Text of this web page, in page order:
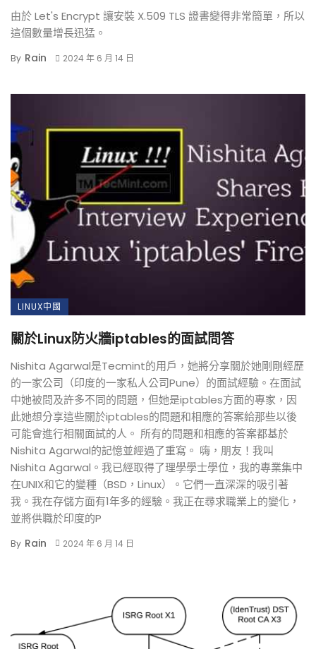
由於 Let's Encrypt 讓安裝 X.509 TLS 證書變得非常簡單，所以
這個數量增長迅猛。
By Rain 2024 年 6 月 14 日
LINUX中國
關於Linux防火牆iptables的面試問答
Nishita Agarwal是Tecmint的用戶，她將分享關於她剛剛經歷
的一家公司（印度的一家私人公司Pune）的面試經驗。在面試
中她被問及許多不同的問題，但她是iptables方面的專家，因
此她想分享這些關於iptables的問題和相應的答案給那些以後
可能會進行相關面試的人。 所有的問題和相應的答案都基於
Nishita Agarwal的記憶並經過了重寫。 嗨，朋友！我叫
Nishita Agarwal。我已經取得了理學學士學位，我的專業集中
在UNIX和它的變種（BSD，Linux）。它們一直深深的吸引著
我。我在存儲方面有1年多的經驗。我正在尋求職業上的變化，
並將供職於印度的P
By Rain 2024 年 6 月 14 日